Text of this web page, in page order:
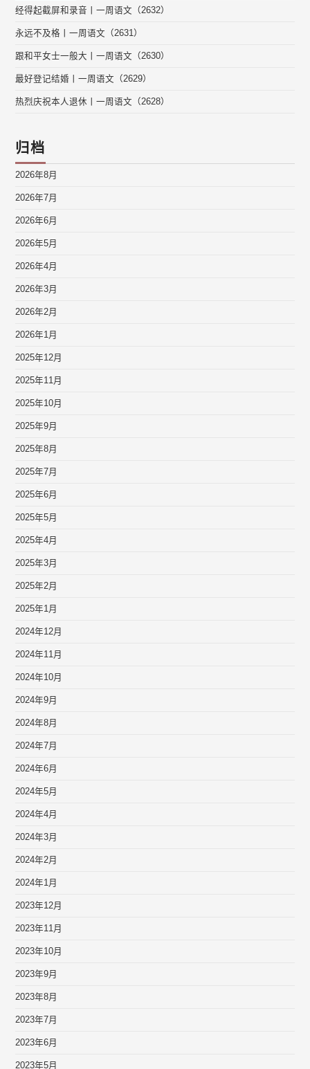
经得起截屏和录音丨一周语文（2632）
永远不及格丨一周语文（2631）
跟和平女士一般大丨一周语文（2630）
最好登记结婚丨一周语文（2629）
热烈庆祝本人退休丨一周语文（2628）
归档
2026年8月
2026年7月
2026年6月
2026年5月
2026年4月
2026年3月
2026年2月
2026年1月
2025年12月
2025年11月
2025年10月
2025年9月
2025年8月
2025年7月
2025年6月
2025年5月
2025年4月
2025年3月
2025年2月
2025年1月
2024年12月
2024年11月
2024年10月
2024年9月
2024年8月
2024年7月
2024年6月
2024年5月
2024年4月
2024年3月
2024年2月
2024年1月
2023年12月
2023年11月
2023年10月
2023年9月
2023年8月
2023年7月
2023年6月
2023年5月